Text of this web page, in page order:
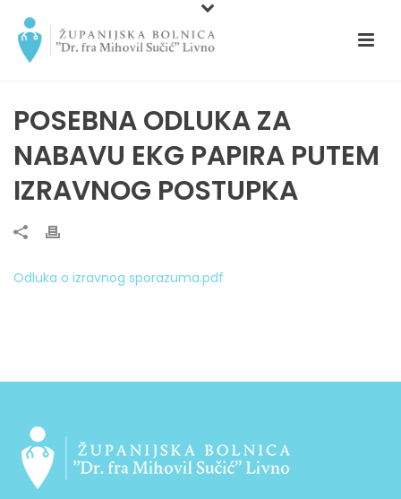
POSEBNA ODLUKA ZA
NABAVU EKG PAPIRA PUTEM
IZRAVNOG POSTUPKA
Odluka o izravnog sporazuma.pdf